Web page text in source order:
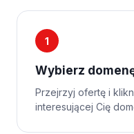
1
Wybierz
Przejrzyj ofertę i
interesującej Cię